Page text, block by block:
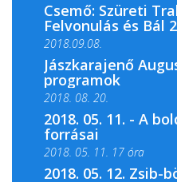
Csemő: Szüreti
Felvonulás és Bál
2018.09.08.
Jászkarajenő
programok
2018. 08. 20.
2018. 05. 11. - A
forrásai
2018. 05. 11. 17 óra
2018. 05. 12. Zsib-